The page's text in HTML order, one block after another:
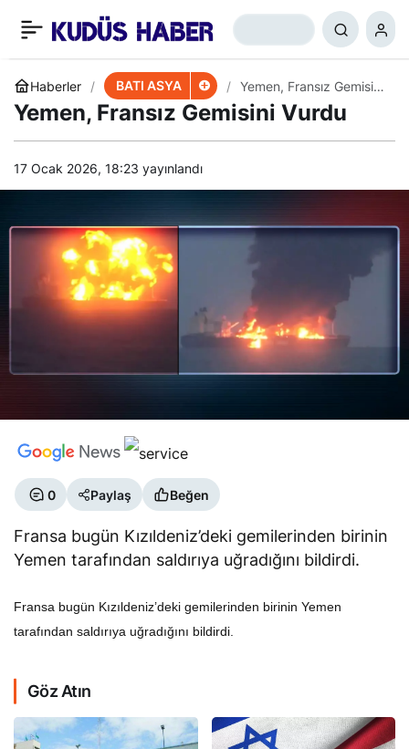
Haberler BATI ASYA
Yemen, Fransız Gemisini
Vurdu
Yemen, Fransız Gemisini Vurdu
17 Ocak 2026, 18:23 yayınlandı
0 Paylaş Beğen
Fransa bugün Kızıldeniz’deki gemilerinden birinin
Yemen tarafından saldırıya uğradığını bildirdi.
Fransa bugün Kızıldeniz’deki gemilerinden birinin Yemen
tarafından saldırıya uğradığını bildirdi.
Göz Atın
ABD, Müzakere Tiyatrosu
Oynuyor
+ 0 Paylaş